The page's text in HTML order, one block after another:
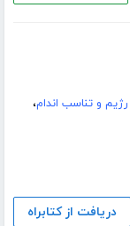
رژیم و تناسب اندام،
دریافت از کتابراه